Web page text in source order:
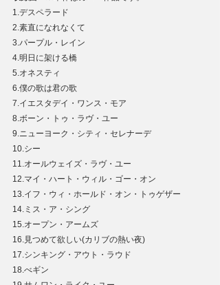
1.デスペラード
2.素直になれなくて
3.パープル・レイン
4.明日に架ける橋
5.オネスティ
6.僕の歌は君の歌
7.イエスタデイ・ワンス・モア
8.ボーン・トゥ・ラヴ・ユー
9.ニューヨーク・シティ・セレナーデ
10.シー
11.オールウェイズ・ラヴ・ユー
12.マイ・ハート・ウィル・ゴー・オン
13.イフ・ウィ・ホールド・オン・トゥゲザー
14.ミス・ア・シング
15.オープン・アームズ
16.見つめて欲しい(カリブの熱い夜)
17.シンキング・アウト・ラウド
18.べギン